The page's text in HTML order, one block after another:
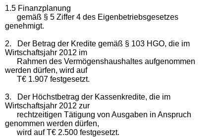
1.5 Finanzplanung
gemäß § 5 Ziffer 4 des Eigenbetriebsgesetzes
genehmigt.
2. Der Betrag der Kredite gemäß § 103 HGO, die im
Wirtschaftsjahr 2012 im
Rahmen des Vermögenshaushaltes aufgenommen
werden dürfen, wird auf
T€ 1.907 festgesetzt.
3. Der Höchstbetrag der Kassenkredite, die im
Wirtschaftsjahr 2012 zur
rechtzeitigen Tätigung von Ausgaben in Anspruch
genommen werden dürfen,
wird auf T€ 2.500 festgesetzt.